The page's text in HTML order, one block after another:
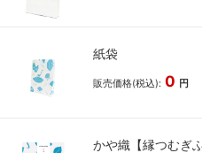
紙袋
販売価格(税込): 0 円
かや織【縁つむぎ